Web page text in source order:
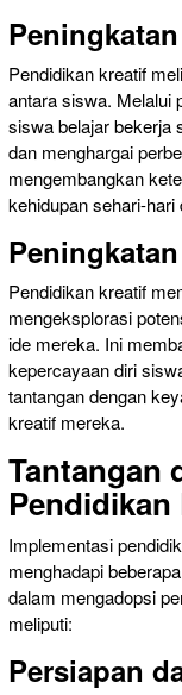
Pendidikan kreatif
antara siswa. Melalui
siswa belajar bekerja
dan menghargai
mengembangkan
kehidupan sehari-hari
Pendidikan kreatif
mengeksplorasi
ide mereka. Ini
kepercayaan diri
tantangan dengan
kreatif mereka.
Tantangan
Implementasi
menghadapi
dalam mengadopsi
meliputi:
Persiapan